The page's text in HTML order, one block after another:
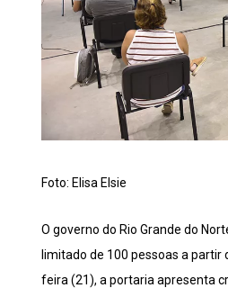
Foto: Elisa Elsie
O governo do Rio Grande do
limitado de 100 pessoas a
feira (21), a portaria apresenta